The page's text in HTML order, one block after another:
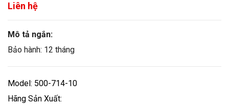
Liên hệ
Mô tả ngắn:
Bảo hành: 12 tháng
Model: 500-714-10
Hãng Sản Xuất: